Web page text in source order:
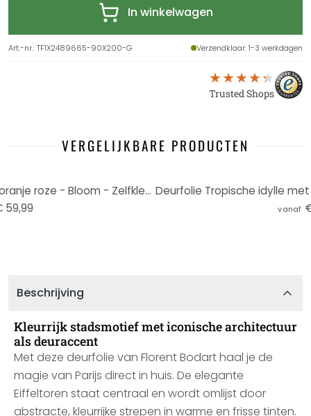
In winkelwagen
Art.-nr.:TF1X2489665-90X200-G Verzendklaar: 1-3 werkdagen
Trusted Shops
VERGELIJKBARE PRODUCTEN
Deurfolie Abstracte golven in oranje roze - Bloom - Zelfklevende deurdecoratie
59,99
vanaf
Beschrijving
Kleurrijk stadsmotief met iconische architectuur
als deuraccent
Met deze deurfolie van Florent Bodart haal je de
magie van Parijs direct in huis. De elegante
Eiffeltoren staat centraal en wordt omlijst door
abstracte, kleurrijke strepen in warme en frisse tinten.